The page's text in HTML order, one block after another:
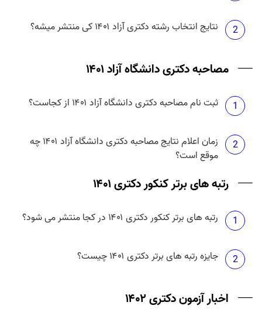
2 نتایج انتخاب رشته دکتری آزاد ۱۴۰۱ کی منتشر میشه؟
مصاحبه دکتری دانشگاه آزاد ۱۴۰۱
1 ثبت نام مصاحبه دکتری دانشگاه آزاد ۱۴۰۱ از کجاست؟
2
زمان اعلام نتایج مصاحبه دکتری دانشگاه آزاد ۱۴۰۱ چه
موقع است؟
رتبه های برتر کنکور دکتری ۱۴۰۱
1 رتبه های برتر کنکور دکتری ۱۴۰۱ در کجا منتشر می شود؟
2 جایزه رتبه های برتر دکتری ۱۴۰۱ چیست؟
اخبار آزمون دکتری ۱۴۰۲